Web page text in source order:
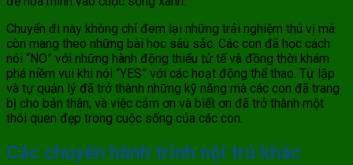
Chuyến đi này không chỉ đem lại những trải nghiệm thú vị mà
còn mang theo những bài học sâu sắc. Các con đã học cách
nói “NO” với những hành động thiếu tử tế và đồng thời khám
phá niềm vui khi nói “YES” với các hoạt động thể thao. Tự lập
và tự quản lý đã trở thành những kỹ năng mà các con đã trang
bị cho bản thân, và việc cảm ơn và biết ơn đã trở thành một
thói quen đẹp trong cuộc sống của các con.
Các chuyến hành trình nội trú khác